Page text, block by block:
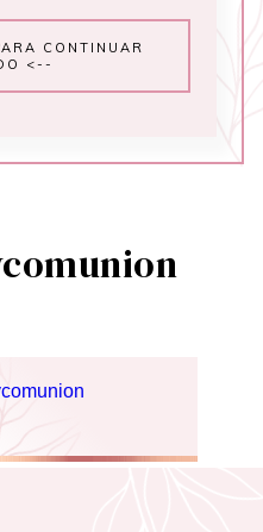
CONTINUAR
<--